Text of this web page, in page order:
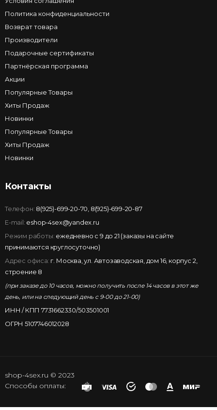
Политика конфиденциальности
Возврат товара
Производители
Подарочные сертификаты
Партнёрская программа
Акции
Популярные Товары
Хиты Продаж
Новинки
Популярные Товары
Хиты Продаж
Новинки
Контакты
Телефон: 8(925)-699-20-70 8(925)-699-20-87
E-mail: eshop-4sex@yandex.ru
Режим работы: ежедневно с 9 до 21 (заказы на сайте
принимаются круглосуточно)
Адрес офиса: г. Москва, ул. Автозаводская, дом 16, корпус 2,
строение 8
(при заказе до 10 часов, можно получить после 14 часов в этот же
день, или на следующий день с 9-00 до 21-00)
ИНН / КПП 7731662330/503501001
ОГРН 5107746012028
shop-4sex.ru © 2023
Способы оплаты: